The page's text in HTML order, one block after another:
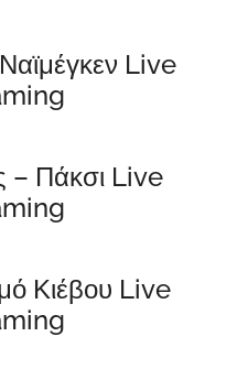
Live
– Πάκσι Live
Κιέβου Live